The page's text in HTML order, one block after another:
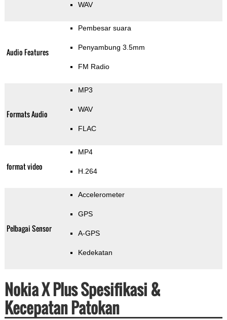
WAV
Audio Features
Pembesar suara
Penyambung 3.5mm
FM Radio
Formats Audio
MP3
WAV
FLAC
format video
MP4
H.264
Pelbagai Sensor
Accelerometer
GPS
A-GPS
Kedekatan
Nokia X Plus Spesifikasi &
Kecepatan Patokan